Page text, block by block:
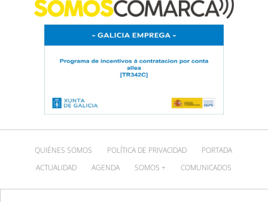
QUIÉNES SOMOS POLÍTICA DE PRIVACIDAD
PORTADA
ACTUALIDAD
AGENDA SOMOS + COMUNICADOS